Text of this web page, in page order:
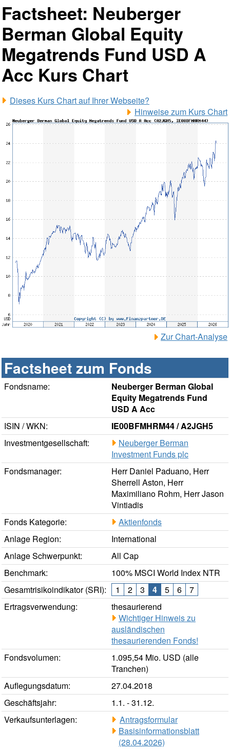
Factsheet: Neuberger
Berman Global Equity
Megatrends Fund USD A
Acc Kurs Chart
Dieses Kurs Chart auf Ihrer Webseite?
Hinweise zum Kurs Chart
Zur Chart-Analyse
Factsheet zum Fonds
Fondsname:
Neuberger Berman Global
Equity Megatrends Fund
USD A Acc
ISIN / WKN:
IE00BFMHRM44 / A2JGH5
Investmentgesellschaft:
Neuberger Berman
Investment Funds plc
Fondsmanager:
Herr Daniel Paduano, Herr
Sherrell Aston, Herr
Maximiliano Rohm, Herr Jason
Vintiadis
Fonds Kategorie:
Aktienfonds
Anlage Region:
International
Anlage Schwerpunkt:
All Cap
Benchmark:
100% MSCI World Index NTR
Gesamtrisikoindikator (SRI):
1 2 3 4 5 6
7
Ertragsverwendung:
thesaurierend
Wichtiger Hinweis zu
ausländischen
thesaurierenden Fonds!
Fondsvolumen:
1.095,54 Mio. USD (alle
Tranchen)
Auflegungsdatum:
27.04.2018
Geschäftsjahr:
1.1. - 31.12.
Verkaufsunterlagen:
Antragsformular
Basisinformationsblatt
(28.04.2026)